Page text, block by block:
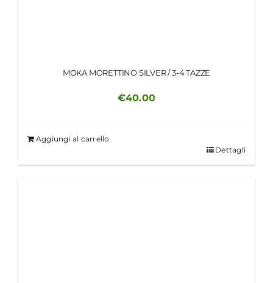
MOKA MORETTINO SILVER / 3-4 TAZZE
€40.00
Aggiungi al carrello
Dettagli